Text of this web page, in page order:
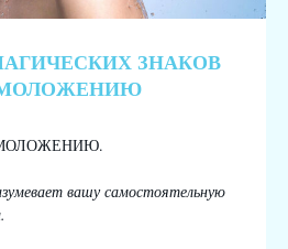
ЗНАКОВ
вашу самостоятельную